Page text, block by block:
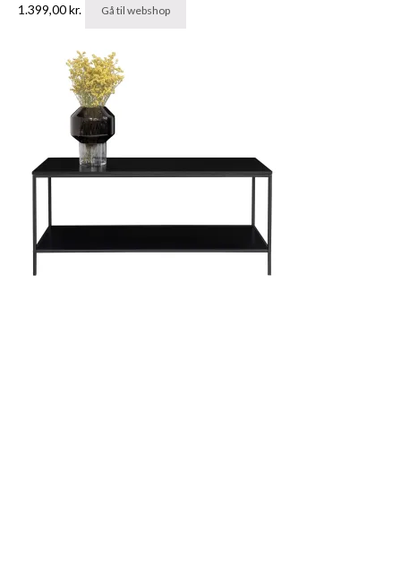
1.399,00kr. Gå til webshop